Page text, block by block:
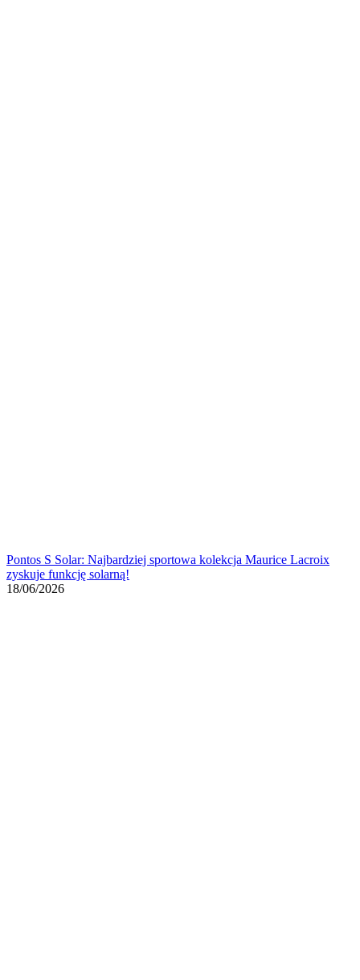
Pontos S Solar: Najbardziej sportowa kolekcja Maurice Lacroix
zyskuje funkcję solarną!
18/06/2026